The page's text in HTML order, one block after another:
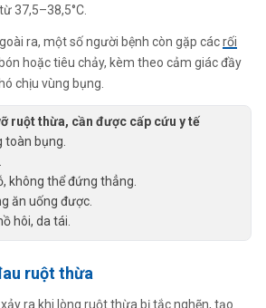
37,5–38,5°C.
ra, một số người bệnh còn gặp cácrối
hoặc tiêu chảy, kèm theo cảm giác đầy
chịu vùng bụng.
ruột thừa, cần được cấp cứu y tế
toàn bụng.
không thể đứng thẳng.
ăn uống được.
hôi, da tái.
ruột thừa
ra khi lòng ruột thừa bị tắc nghẽn, tạo